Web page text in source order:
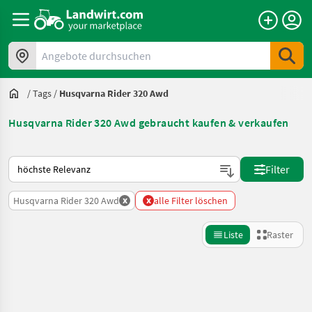
Angebote durchsuchen
/Tags / Husqvarna Rider 320 Awd
Husqvarna Rider 320 Awd gebraucht kaufen & verkaufen
So wird auf Landwirt.com sortiert
Filter
Husqvarna Rider 320 Awd x x alle Filter löschen
Liste Raster